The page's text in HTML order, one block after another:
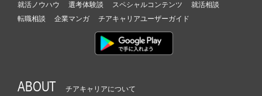
就活ノウハウ 選考体験談 スペシャルコンテンツ
就活相談
転職相談
企業マンガ チアキャリアユーザーガイド
ABOUT チアキャリアについて